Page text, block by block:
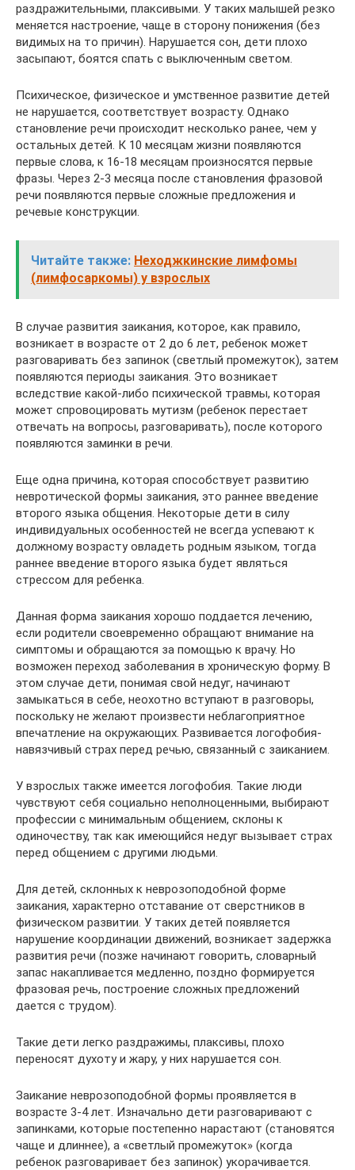
раздражительными, плаксивыми. У таких малышей резко
меняется настроение, чаще в сторону понижения (без
видимых на то причин). Нарушается сон, дети плохо
засыпают, боятся спать с выключенным светом.
Психическое, физическое и умственное развитие детей
не нарушается, соответствует возрасту. Однако
становление речи происходит несколько ранее, чем у
остальных детей. К 10 месяцам жизни появляются
первые слова, к 16-18 месяцам произносятся первые
фразы. Через 2-3 месяца после становления фразовой
речи появляются первые сложные предложения и
речевые конструкции.
Читайте также: Неходжкинские лимфомы
(лимфосаркомы) у взрослых
В случае развития заикания, которое, как правило,
возникает в возрасте от 2 до 6 лет, ребенок может
разговаривать без запинок (светлый промежуток), затем
появляются периоды заикания. Это возникает
вследствие какой-либо психической травмы, которая
может спровоцировать мутизм (ребенок перестает
отвечать на вопросы, разговаривать), после которого
появляются заминки в речи.
Еще одна причина, которая способствует развитию
невротической формы заикания, это раннее введение
второго языка общения. Некоторые дети в силу
индивидуальных особенностей не всегда успевают к
должному возрасту овладеть родным языком, тогда
раннее введение второго языка будет являться
стрессом для ребенка.
Данная форма заикания хорошо поддается лечению,
если родители своевременно обращают внимание на
симптомы и обращаются за помощью к врачу. Но
возможен переход заболевания в хроническую форму. В
этом случае дети, понимая свой недуг, начинают
замыкаться в себе, неохотно вступают в разговоры,
поскольку не желают произвести неблагоприятное
впечатление на окружающих. Развивается логофобия-
навязчивый страх перед речью, связанный с заиканием.
У взрослых также имеется логофобия. Такие люди
чувствуют себя социально неполноценными, выбирают
профессии с минимальным общением, склоны к
одиночеству, так как имеющийся недуг вызывает страх
перед общением с другими людьми.
Для детей, склонных к неврозоподобной форме
заикания, характерно отставание от сверстников в
физическом развитии. У таких детей появляется
нарушение координации движений, возникает задержка
развития речи (позже начинают говорить, словарный
запас накапливается медленно, поздно формируется
фразовая речь, построение сложных предложений
дается с трудом).
Такие дети легко раздражимы, плаксивы, плохо
переносят духоту и жару, у них нарушается сон.
Заикание неврозоподобной формы проявляется в
возрасте 3-4 лет. Изначально дети разговаривают с
запинками, которые постепенно нарастают (становятся
чаще и длиннее), а «светлый промежуток» (когда
ребенок разговаривает без запинок) укорачивается.